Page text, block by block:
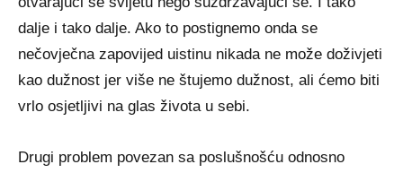
dalje i tako dalje. Ako to postignemo onda se
nečovječna zapovijed uistinu nikada ne može doživjeti
kao dužnost jer više ne štujemo dužnost, ali ćemo biti
vrlo osjetljivi na glas života u sebi.
Drugi problem povezan sa poslušnošću odnosno